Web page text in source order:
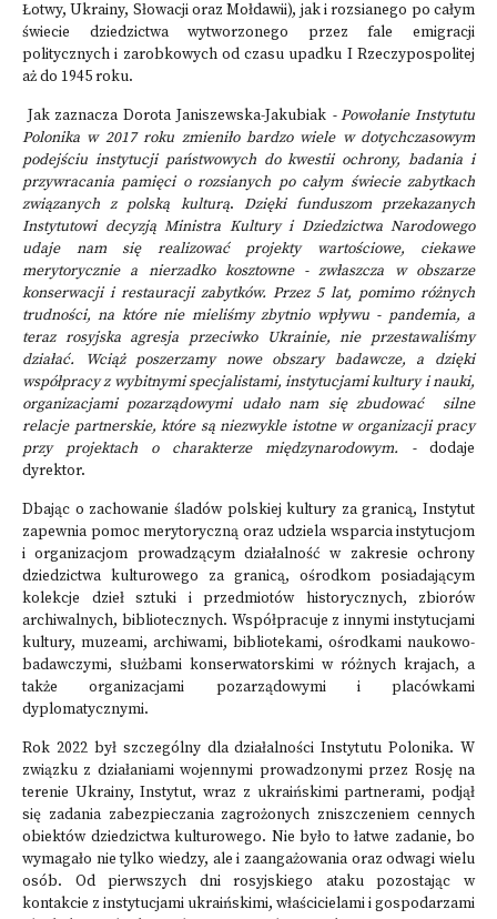
Łotwy, Ukrainy, Słowacji oraz Mołdawii), jak i rozsianego po całym
świecie dziedzictwa wytworzonego przez fale emigracji
politycznych i zarobkowych od czasu upadku I Rzeczypospolitej
aż do 1945 roku.
Jak zaznacza Dorota Janiszewska-Jakubiak- Powołanie Instytutu
Polonika w 2017 roku zmieniło bardzo wiele w dotychczasowym
podejściu instytucji państwowych do kwestii ochrony, badania i
przywracania pamięci o rozsianych po całym świecie zabytkach
związanych z polską kulturą. Dzięki funduszom przekazanych
Instytutowi decyzją Ministra Kultury i Dziedzictwa Narodowego
udaje nam się realizować projekty wartościowe, ciekawe
merytorycznie a nierzadko kosztowne - zwłaszcza w obszarze
konserwacji i restauracji zabytków. Przez 5 lat, pomimo różnych
trudności, na które nie mieliśmy zbytnio wpływu - pandemia, a
teraz rosyjska agresja przeciwko Ukrainie, nie przestawaliśmy
działać. Wciąż poszerzamy nowe obszary badawcze, a dzięki
współpracy z wybitnymi specjalistami, instytucjami kultury i nauki,
organizacjami pozarządowymi udało nam się zbudować silne
relacje partnerskie, które są niezwykle istotne w organizacji pracy
przy projektach o charakterze międzynarodowym. - dodaje
dyrektor.
Dbając o zachowanie śladów polskiej kultury za granicą, Instytut
zapewnia pomoc merytoryczną oraz udziela wsparcia instytucjom
i organizacjom prowadzącym działalność w zakresie ochrony
dziedzictwa kulturowego za granicą, ośrodkom posiadającym
kolekcje dzieł sztuki i przedmiotów historycznych, zbiorów
archiwalnych, bibliotecznych. Współpracuje z innymi instytucjami
kultury, muzeami, archiwami, bibliotekami, ośrodkami naukowo-
badawczymi, służbami konserwatorskimi w różnych krajach, a
także organizacjami pozarządowymi i placówkami
dyplomatycznymi.
Rok 2022 był szczególny dla działalności Instytutu Polonika. W
związku z działaniami wojennymi prowadzonymi przez Rosję na
terenie Ukrainy, Instytut, wraz z ukraińskimi partnerami, podjął
się zadania zabezpieczania zagrożonych zniszczeniem cennych
obiektów dziedzictwa kulturowego. Nie było to łatwe zadanie, bo
wymagało nie tylko wiedzy, ale i zaangażowania oraz odwagi wielu
osób. Od pierwszych dni rosyjskiego ataku pozostając w
kontakcie z instytucjami ukraińskimi, właścicielami i gospodarzami